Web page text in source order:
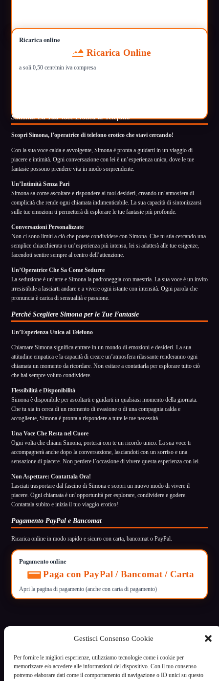
Gestisci Consenso Cookie
Per fornire le migliori esperienze, utilizziamo tecnologie come i cookie per
memorizzare e/o accedere alle informazioni del dispositivo. Con il tuo consenso
potremo elaborare dati come il comportamento di navigazione o ID unici su questo
Ricarica online
Ricarica Online
a soli 0,50 cent/min iva compresa
Simona: La Tua Voce Erotica al Telefono
Scopri Simona, l’operatrice di telefono erotico che stavi cercando!
Con la sua voce calda e avvolgente, Simona è pronta a guidarti in un viaggio di
piacere e intimità. Ogni conversazione con lei è un’esperienza unica, dove le tue
fantasie possono prendere vita in modo sorprendente.
Un’Intimità Senza Pari
Simona sa come ascoltare e rispondere ai tuoi desideri, creando un’atmosfera di
complicità che rende ogni chiamata indimenticabile. La sua capacità di sintonizzarsi
sulle tue emozioni ti permetterà di esplorare le tue fantasie più profonde.
Conversazioni Personalizzate
Non ci sono limiti a ciò che potete condividere con Simona. Che tu stia cercando una
semplice chiacchierata o un’esperienza più intensa, lei si adatterà alle tue esigenze,
facendoti sentire sempre al centro dell’attenzione.
Un’Operatrice Che Sa Come Sedurre
La seduzione è un’arte e Simona la padroneggia con maestria. La sua voce è un invito
irresistibile a lasciarti andare e a vivere ogni istante con intensità. Ogni parola che
pronuncia è carica di sensualità e passione.
Perché Scegliere Simona per le Tue Fantasie
Un’Esperienza Unica al Telefono
Chiamare Simona significa entrare in un mondo di emozioni e desideri. La sua
attitudine empatica e la capacità di creare un’atmosfera rilassante renderanno ogni
chiamata un momento da ricordare. Non esitare a contattarla per esplorare tutto ciò
che hai sempre voluto condividere.
Flessibilità e Disponibilità
Simona è disponibile per ascoltarti e guidarti in qualsiasi momento della giornata.
Che tu sia in cerca di un momento di evasione o di una compagnia calda e
accogliente, Simona è pronta a rispondere a tutte le tue necessità.
Una Voce Che Resta nel Cuore
Ogni volta che chiami Simona, porterai con te un ricordo unico. La sua voce ti
accompagnerà anche dopo la conversazione, lasciandoti con un sorriso e una
sensazione di piacere. Non perdere l’occasione di vivere questa esperienza con lei.
Non Aspettare: Contattala Ora!
Lasciati trasportare dal fascino di Simona e scopri un nuovo modo di vivere il
piacere. Ogni chiamata è un’opportunità per esplorare, condividere e godere.
Contattala subito e inizia il tuo viaggio erotico!
Pagamento PayPal e Bancomat
Ricarica online in modo rapido e sicuro con carta, bancomat o PayPal.
Pagamento online
Paga con PayPal / Bancomat / Carta
Apri la pagina di pagamento (anche con carta di pagamento)
Servizio di intrattenimento riservato ai maggiori di 18 anni
Informazioni legali